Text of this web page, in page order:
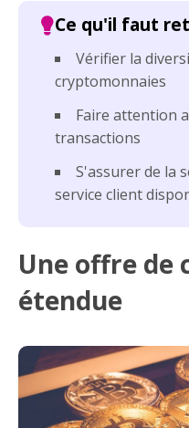
Vérifier la
cryptomonnaies
Faire attention
transactions
S'assurer de la
service client
Une offre de
étendue